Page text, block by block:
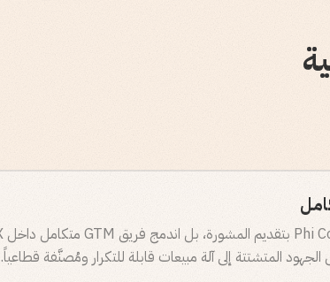
المتشتتة إلى آلة مبيعات قابلة للتكرار ومُصنَّفة قطاعياً.